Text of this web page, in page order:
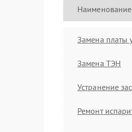
Наименование
Замена платы
Замена ТЭН
Устранение
Ремонт